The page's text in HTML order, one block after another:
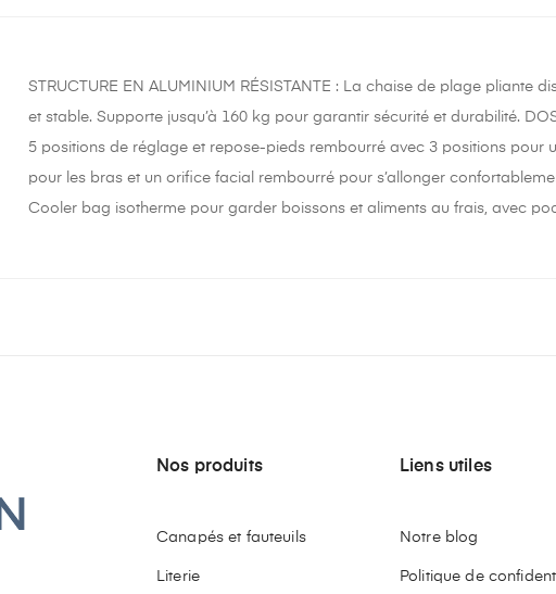
STRUCTURE EN ALUMINIUM RÉSISTANTE : La chaise de plage pliante
et stable. Supporte jusqu’à 160 kg pour garantir sécurité et durabilité.
5 positions de réglage et repose-pieds rembourré avec 3 positions pour
pour les bras et un orifice facial rembourré pour s’allonger
Cooler bag isotherme pour garder boissons et aliments au frais, avec
Nos produits
Canapés et fauteuils
Literie
Liens utiles
Notre blog
Politique de